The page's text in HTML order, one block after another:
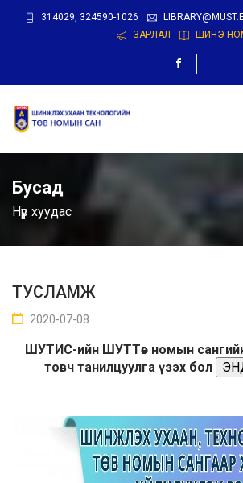
314029, 324590-1026
ЗАРЛАЛ
ШИНЭ
Бусад
Нүүр хуудас
ТУСЛАМЖ
2020-07-08
ШУТИС-ийн ШУТТөв номын
товч танилцуулга үзэх бол